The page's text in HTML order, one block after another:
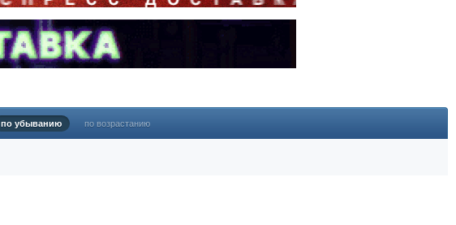
по убыванию по возрастанию